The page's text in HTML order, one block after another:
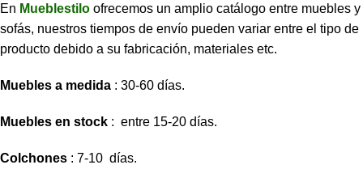
En Mueblestilo ofrecemos un amplio catálogo entre muebles y
sofás, nuestros tiempos de envío pueden variar entre el tipo de
producto debido a su fabricación, materiales etc.
Muebles a medida : 30-60 días.
Muebles en stock : entre 15-20 días.
Colchones : 7-10 días.